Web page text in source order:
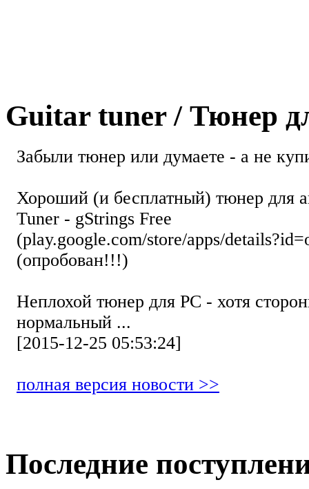
Guitar tuner / Тюнер
Забыли тюнер или думаете - а не
Хороший (и бесплатный) тюнер для
Tuner - gStrings Free
(play.google.com/store/apps/
(опробован!!!)
Неплохой тюнер для РС - хотя
нормальный ...
[2015-12-25 05:53:24]
полная версия новости >>
Последние